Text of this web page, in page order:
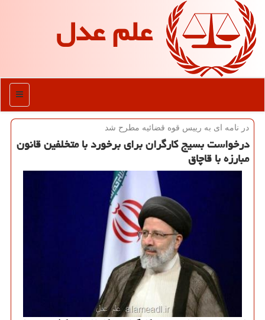
علم عدل
منو
در نامه ای به رییس قوه قضائیه مطرح شد
درخواست بسیج كارگران برای برخورد با متخلفین قانون
مبارزه با قاچاق